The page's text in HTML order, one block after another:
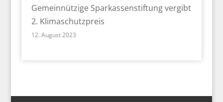
Gemeinnützige Sparkassenstiftung vergibt
2. Klimaschutzpreis
12. August 2023